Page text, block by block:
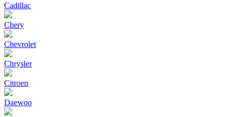
Cadillac
Chery
Chevrolet
Chrysler
Citroen
Daewoo